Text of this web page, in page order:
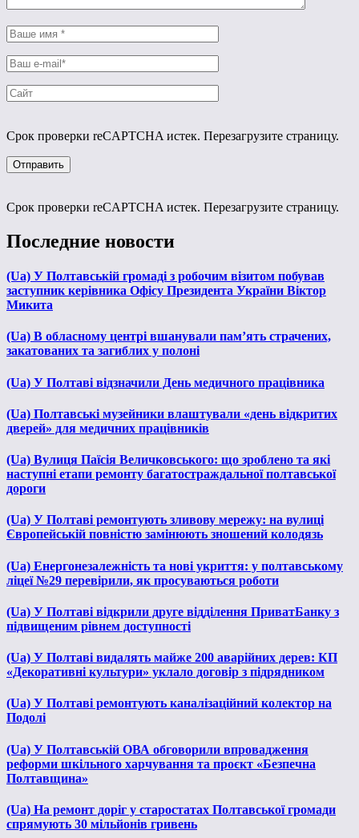
Срок проверки reCAPTCHA истек. Перезагрузите страницу.
Срок проверки reCAPTCHA истек. Перезагрузите страницу.
Последние новости
(Ua) У Полтавській громаді з робочим візитом побував
заступник керівника Офісу Президента України Віктор
Микита
(Ua) В обласному центрі вшанували пам’ять страчених,
закатованих та загиблих у полоні
(Ua) У Полтаві відзначили День медичного працівника
(Ua) Полтавські музейники влаштували «день відкритих
дверей» для медичних працівників
(Ua) Вулиця Паїсія Величковського: що зроблено та які
наступні етапи ремонту багатостраждальної полтавської
дороги
(Ua) У Полтаві ремонтують зливову мережу: на вулиці
Європейській повністю замінюють зношений колодязь
(Ua) Енергонезалежність та нові укриття: у полтавському
ліцеї №29 перевірили, як просуваються роботи
(Ua) У Полтаві відкрили друге відділення ПриватБанку з
підвищеним рівнем доступності
(Ua) У Полтаві видалять майже 200 аварійних дерев: КП
«Декоративні культури» уклало договір з підрядником
(Ua) У Полтаві ремонтують каналізаційний колектор на
Подолі
(Ua) У Полтавській ОВА обговорили впровадження
реформи шкільного харчування та проєкт «Безпечна
Полтавщина»
(Ua) На ремонт доріг у старостатах Полтавської громади
спрямують 30 мільйонів гривень